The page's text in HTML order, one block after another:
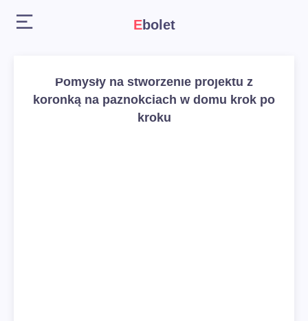
Ebolet
Pomysły na stworzenie projektu z
koronką na paznokciach w domu krok po
kroku